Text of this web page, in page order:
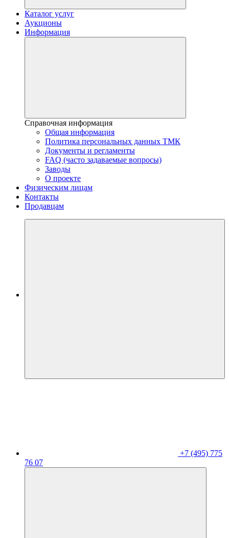
Каталог услуг
Аукционы
Информация
Справочная информация
Общая информация
Политика персональных данных ТМК
Документы и регламенты
FAQ (часто задаваемые вопросы)
Заводы
О проекте
Физическим лицам
Контакты
Продавцам
+7 (495) 775
76 07